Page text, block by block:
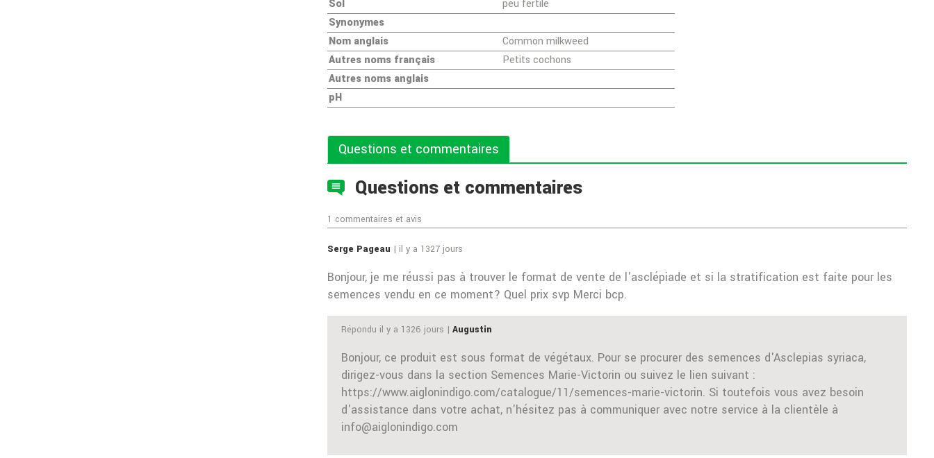
Sol
peu fertile
Synonymes
Nom anglais
Common milkweed
Autres noms français
Petits cochons
Autres noms anglais
pH
Questions et commentaires
Questions et commentaires
1 commentaires et avis
Serge Pageau | il y a 1327 jours
Bonjour, je me réussi pas à trouver le format de vente de l'asclépiade et si la stratification est faite pour les
semences vendu en ce moment? Quel prix svp Merci bcp.
Répondu il y a 1326 jours | Augustin
Bonjour, ce produit est sous format de végétaux. Pour se procurer des semences d'Asclepias syriaca,
dirigez-vous dans la section Semences Marie-Victorin ou suivez le lien suivant :
https://www.aiglonindigo.com/catalogue/11/semences-marie-victorin. Si toutefois vous avez besoin
d'assistance dans votre achat, n'hésitez pas à communiquer avec notre service à la clientèle à
info@aiglonindigo.com